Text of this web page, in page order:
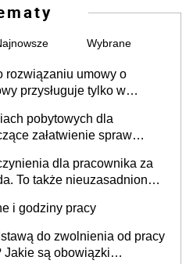
Wybrane
rozwiązaniu umowy o
przysługuje tylko w
pobytowych dla
załatwienie spraw
dla pracownika za
To także nieuzasadniona
i godziny pracy
do zwolnienia od pracy
Jakie są obowiązki